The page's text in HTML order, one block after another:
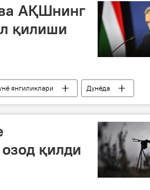
АҚШнинг
қилиши
янгиликлари
Дунёда
Виктор Орбан
қилди